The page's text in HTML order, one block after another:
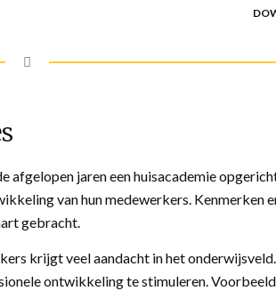
afgelopen jaren een huisacademie
van hun medewerkers. Kenmerken
gebracht.
krijgt veel aandacht in het
ontwikkeling te stimuleren.